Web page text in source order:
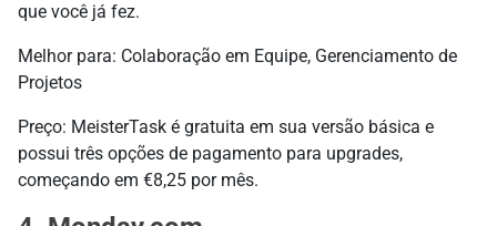
que você já fez.
Melhor para: Colaboração em Equipe, Gerenciamento de
Projetos
Preço: MeisterTask é gratuita em sua versão básica e
possui três opções de pagamento para upgrades,
começando em €8,25 por mês.